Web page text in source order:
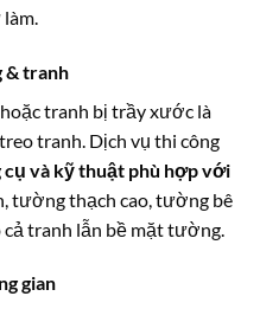
& tranh
tranh bị trầy xước là
tranh. Dịch vụ thi công
cụ và kỹ thuật phù hợp với
tường thạch cao, tường bê
tranh lẫn bề mặt tường.
gian